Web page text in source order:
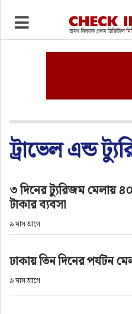
ভ্রমণ
ওটিএ
বিদেশযাত্রা
ফুড
ট্রাভেল এন্ড
৩ দিনের ট্যুরিজম মেলায়
টাকার ব্যবসা
৯ মাস আগে
ঢাকায় তিন দিনের পর্যটন
৯ মাস আগে